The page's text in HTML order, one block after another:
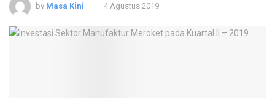
by Masa Kini 4 Agustus 2019